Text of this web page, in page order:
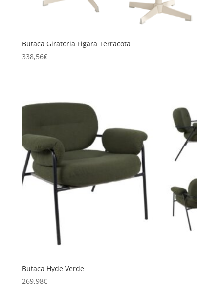
Butaca Giratoria Figara Terracota
338,56€
Butaca Hyde Verde
269,98€